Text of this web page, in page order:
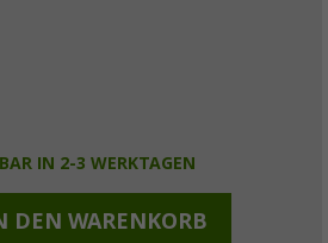
IN 2-3 WERKTAGEN
DEN WARENKORB